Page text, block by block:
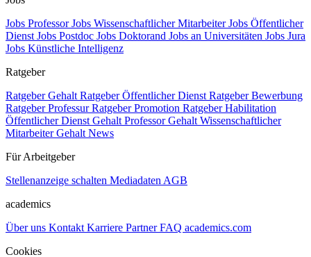
Jobs ProfessorJobs Wissenschaftlicher MitarbeiterJobs Öffentlicher
Dienst Jobs Postdoc Jobs Doktorand Jobs an Universitäten Jobs Jura
Jobs Künstliche Intelligenz
Ratgeber
Ratgeber Gehalt Ratgeber Öffentlicher Dienst Ratgeber Bewerbung
Ratgeber ProfessurRatgeber Promotion Ratgeber Habilitation
Öffentlicher Dienst Gehalt Professor Gehalt Wissenschaftlicher
Mitarbeiter Gehalt News
Für Arbeitgeber
Stellenanzeige schalten Mediadaten AGB
academics
Über uns Kontakt Karriere PartnerFAQ academics.com
Cookies